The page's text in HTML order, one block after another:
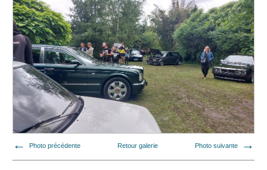
Photo précédente Retour galerie Photo suivante
Réassort
Seconde
main
Galerie